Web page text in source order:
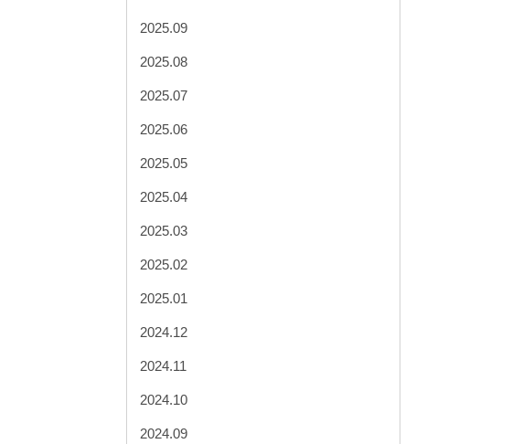
2025.09
2025.08
2025.07
2025.06
2025.05
2025.04
2025.03
2025.02
2025.01
2024.12
2024.11
2024.10
2024.09